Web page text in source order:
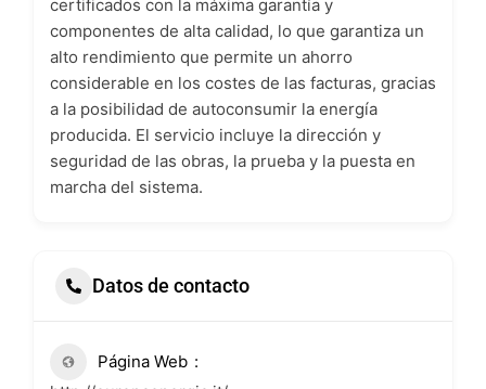
certificados con la máxima garantía y
componentes de alta calidad, lo que garantiza un
alto rendimiento que permite un ahorro
considerable en los costes de las facturas, gracias
a la posibilidad de autoconsumir la energía
producida. El servicio incluye la dirección y
seguridad de las obras, la prueba y la puesta en
marcha del sistema.
Datos de contacto
Página Web